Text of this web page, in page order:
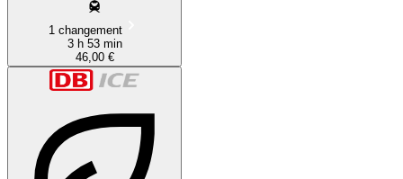
1 changement
3 h 53 min
46,00 €